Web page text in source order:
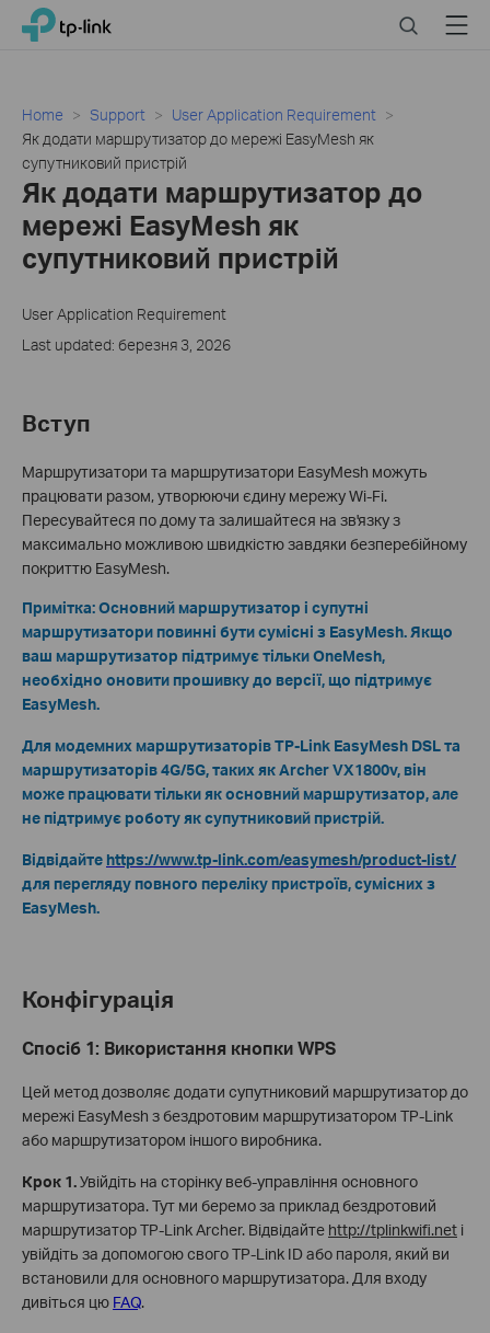
Click
navigation
TP-Link, Reliably Smart SearchMenu
Home Support
User Application Requirement
Як додати маршрутизатор до мережі EasyMesh як
супутниковий пристрій
Як додати маршрутизатор до
мережі EasyMesh як
супутниковий пристрій
User Application Requirement
Last updated: березня 3, 2026
Вступ
Маршрутизатори та маршрутизатори EasyMesh можуть
працювати разом, утворюючи єдину мережу Wi-Fi.
Пересувайтеся по дому та залишайтеся на зв'язку з
максимально можливою швидкістю завдяки безперебійному
покриттю EasyMesh.
Примітка: Основний маршрутизатор і супутні
маршрутизатори повинні бути сумісні з EasyMesh. Якщо
ваш маршрутизатор підтримує тільки OneMesh,
необхідно оновити прошивку до версії, що підтримує
EasyMesh.
Для модемних маршрутизаторів TP-Link EasyMesh DSL та
маршрутизаторів 4G/5G, таких як Archer VX1800v, він
може працювати тільки як основний маршрутизатор, але
не підтримує роботу як супутниковий пристрій.
Відвідайте https://www.tp-link.com/easymesh/product-list/
для перегляду повного переліку пристроїв, сумісних з
EasyMesh.
Конфігурація
Спосіб 1: Використання кнопки WPS
Цей метод дозволяє додати супутниковий маршрутизатор до
мережі EasyMesh з бездротовим маршрутизатором TP-Link
або маршрутизатором іншого виробника.
Крок 1.Увійдіть на сторінку веб-управління основного
маршрутизатора. Тут ми беремо за приклад бездротовий
маршрутизатор TP-Link Archer. Відвідайте http://tplinkwifi.net і
увійдіть за допомогою свого TP-Link ID або пароля, який ви
встановили для основного маршрутизатора. Для входу
дивіться цю FAQ.